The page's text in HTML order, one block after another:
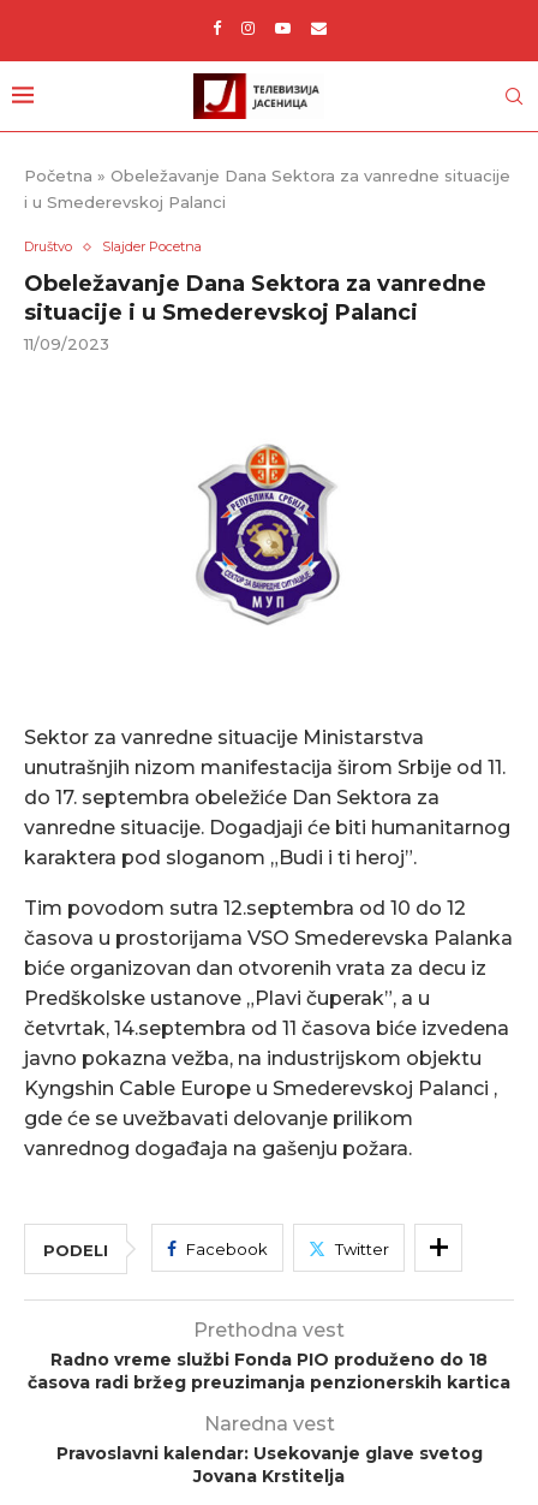
Početna » Obeležavanje Dana Sektora za vanredne situacije
i u Smederevskoj Palanci
Društvo Slajder Pocetna
Obeležavanje Dana Sektora za vanredne
situacije i u Smederevskoj Palanci
11/09/2023
Sektor za vanredne situacije Ministarstva
unutrašnjih nizom manifestacija širom Srbije od 11.
do 17. septembra obeležiće Dan Sektora za
vanredne situacije. Dogadjaji će biti humanitarnog
karaktera pod sloganom „Budi i ti heroj”.
Tim povodom sutra 12.septembra od 10 do 12
časova u prostorijama VSO Smederevska Palanka
biće organizovan dan otvorenih vrata za decu iz
Predškolske ustanove „Plavi čuperak”, a u
četvrtak, 14.septembra od 11 časova biće izvedena
javno pokazna vežba, na industrijskom objektu
Kyngshin Cable Europe u Smederevskoj Palanci ,
gde će se uvežbavati delovanje prilikom
vanrednog događaja na gašenju požara.
PODELI Facebook Twitter
Prethodna vest
Radno vreme službi Fonda PIO produženo do 18
časova radi bržeg preuzimanja penzionerskih kartica
Naredna vest
Pravoslavni kalendar: Usekovanje glave svetog
Jovana Krstitelja